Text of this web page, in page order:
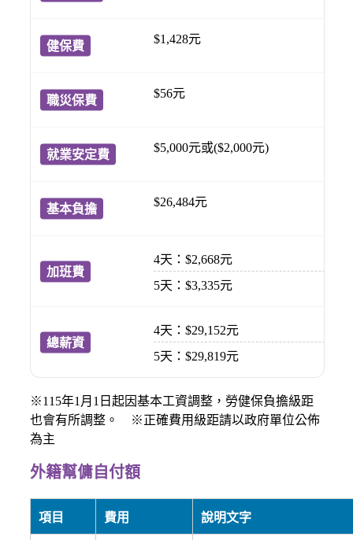
$1,428元
$56元
$5,000元或($2,000元)
$26,484元
4天：$2,668元
5天：$3,335元
4天：$29,152元
5天：$29,819元
※115年1月1日起因基本工資調整，勞健保負擔級距
也會有所調整。 ※正確費用級距請以政府單位公佈
為主
外籍幫傭自付額
項目 費用 說明文字